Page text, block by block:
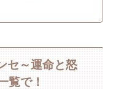
セ～運命と怒
覧で！